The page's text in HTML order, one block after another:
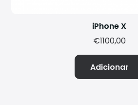
iPhone X
€1100,00
Adicionar